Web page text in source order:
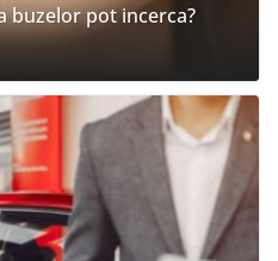
buzelor pot incerca?